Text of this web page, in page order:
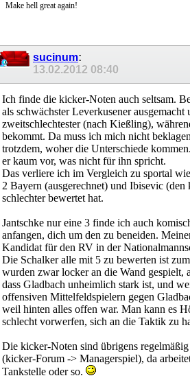
Make hell great again!
sucinum:
13.02.2012 08:40
Ich finde die kicker-Noten auch seltsam.
als schwächster Leverkusener ausgemacht
zweitschlechtester (nach Kießling),
bekommt. Da muss ich mich nicht
trotzdem, woher die Unterschiede
er kaum vor, was nicht für ihn spricht.
Das verliere ich im Vergleich zu sportal
2 Bayern (ausgerechnet) und Ibisevic
schlechter bewertet hat.
Jantschke nur eine 3 finde ich auch
anfangen, dich um den zu beneiden.
Kandidat für den RV in der
Die Schalker alle mit 5 zu bewerten ist
wurden zwar locker an die Wand gespielt,
dass Gladbach unheimlich stark ist, und
offensiven Mittelfeldspielern gegen
weil hinten alles offen war. Man kann es
schlecht vorwerfen, sich an die Taktik zu
Die kicker-Noten sind übrigens
(kicker-Forum -> Managerspiel), da
Tankstelle oder so.